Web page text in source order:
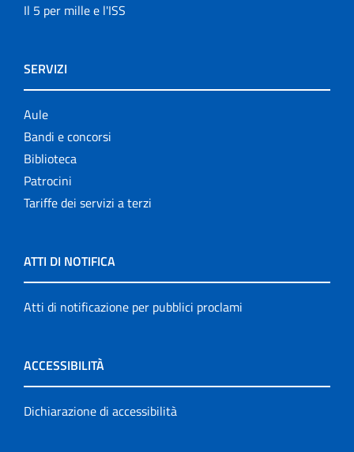
Il 5 per mille e l'ISS
SERVIZI
Aule
Bandi e concorsi
Biblioteca
Patrocini
Tariffe dei servizi a terzi
ATTI DI NOTIFICA
Atti di notificazione per pubblici proclami
ACCESSIBILITÀ
Dichiarazione di accessibilità